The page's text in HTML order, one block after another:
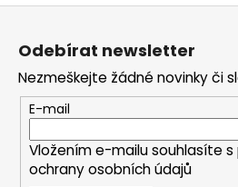
Z
Odebírat newsletter
Nezmeškejte žádné novinky či
E-mail
Vložením e-mailu souhlasíte s
ochrany osobních údajů